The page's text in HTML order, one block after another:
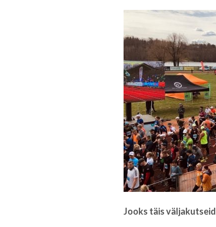
Jooks täis väljakutseid